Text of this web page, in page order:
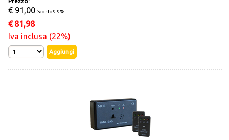
€ 91,00 Sconto 9.9%
€ 81,98
Iva inclusa (22%)